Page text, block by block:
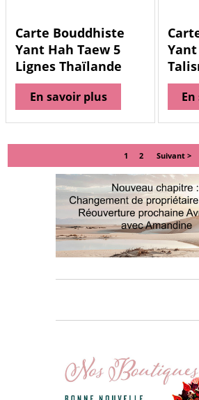
Carte Bouddhiste
Yant Hah Taew 5
Lignes Thaïlande
En savoir plus
1 2 Suivant >